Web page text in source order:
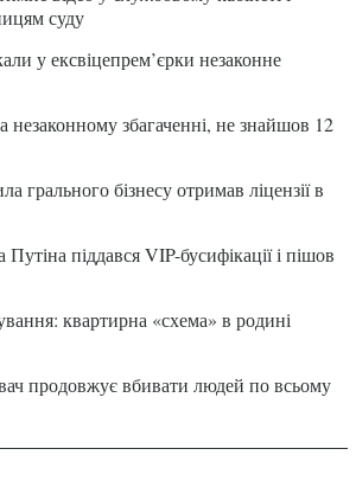
суду
у ексвіцепрем’єрки незаконне
незаконному збагаченні, не знайшов 12
грального бізнесу отримав ліцензії в
піддався VIP-бусифікації і пішов
квартирна «схема» в родині
продовжує вбивати людей по всьому